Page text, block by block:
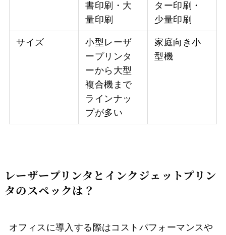
書印刷・大
量印刷
ター印刷・
少量印刷
サイズ
小型レーザ
ープリンタ
ーから大型
複合機まで
ラインナッ
プが多い
家庭向き小
型機
レーザープリンタとインクジェットプリン
タのスペックは？
オフィスに導入する際はコストパフォーマンスや